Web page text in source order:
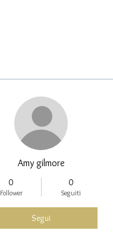
Log In / Register As Trade
Amy gilmore
0
Follower
0
Seguiti
Segui